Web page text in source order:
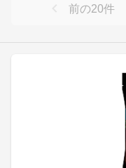
前の20件